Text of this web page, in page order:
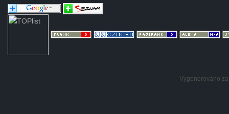
Vygenerováno